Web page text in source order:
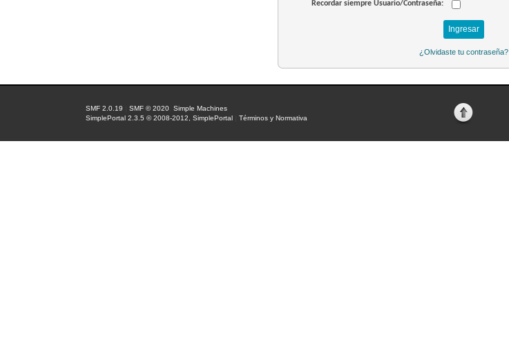
Recordar siempre Usuario/Contraseña:
¿Olvidaste tu contraseña?
SMF 2.0.19 |SMF © 2020 ,Simple Machines
SimplePortal 2.3.5 © 2008-2012, SimplePortal
|Términos y Normativa